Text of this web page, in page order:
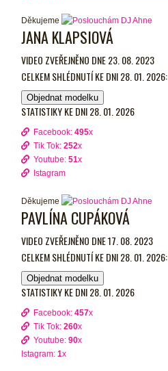
Děkujeme
JANA KLAPSIOVÁ
VIDEO ZVEŘEJNĚNO DNE 23. 08. 2023
CELKEM SHLÉDNUTÍ KE DNI 28. 01. 2026:
Objednat modelku
STATISTIKY KE DNI 28. 01. 2026
Facebook:495x
Tik Tok:252x
Youtube:51x
Istagram
Děkujeme
PAVLÍNA CUPÁKOVÁ
VIDEO ZVEŘEJNĚNO DNE 17. 08. 2023
CELKEM SHLÉDNUTÍ KE DNI 28. 01. 2026:
Objednat modelku
STATISTIKY KE DNI 28. 01. 2026
Facebook:457x
Tik Tok:260x
Youtube:90x
Istagram:1x